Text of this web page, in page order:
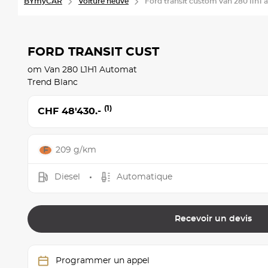
FORD TRANSIT CUST
om Van 280 L1H1 Automat
Trend Blanc
CHF 48'430.- (1)
209 g/km
Diesel Automatique
Recevoir un devis
Programmer un appel